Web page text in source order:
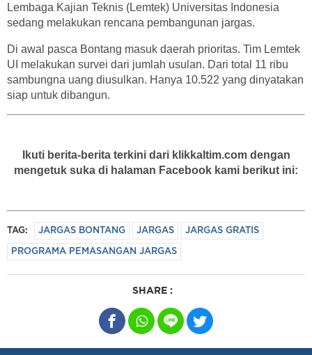
Lembaga Kajian Teknis (Lemtek) Universitas Indonesia
sedang melakukan rencana pembangunan jargas.
Di awal pasca Bontang masuk daerah prioritas. Tim Lemtek
UI melakukan survei dari jumlah usulan. Dari total 11 ribu
sambungna uang diusulkan. Hanya 10.522 yang dinyatakan
siap untuk dibangun.
Ikuti berita-berita terkini dari klikkaltim.com dengan
mengetuk suka di halaman Facebook kami berikut ini:
TAG: JARGAS BONTANG JARGAS JARGAS GRATIS
PROGRAMA PEMASANGAN JARGAS
SHARE :